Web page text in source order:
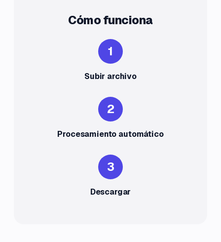
Cómo funciona
1
Subir archivo
2
Procesamiento automático
3
Descargar